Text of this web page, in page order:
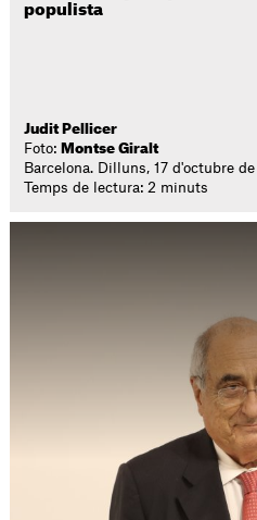
populista
Judit Pellicer
Foto: Montse Giralt
Barcelona. Dilluns, 17 d'octubre
Temps de lectura: 2 minuts